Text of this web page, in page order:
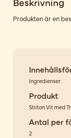
Produkten är en
Ingredienser:
Produkt
Stilton Vit med
Antal per
2